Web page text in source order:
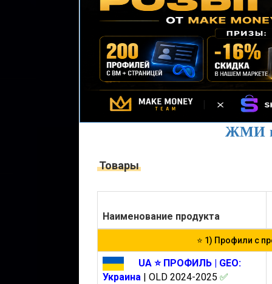
ЖМИ
Товары
Наименование продукта
⭐️ 1) Профили с
UA ⭐️ ПРОФИЛЬ | GEO:
Украина
| OLD 2024-2025 ✅